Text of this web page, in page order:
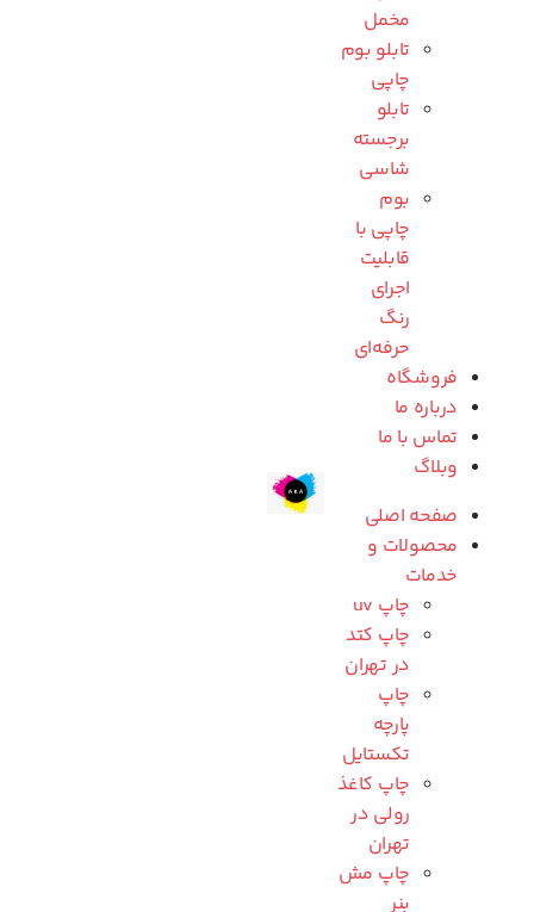
مخمل
تابلو بوم
چاپی
تابلو
برجسته
شاسی
بوم
چاپی با
قابلیت
اجرای
رنگ
حرفه‌ای
فروشگاه
درباره ما
تماس با ما
وبلاگ
صفحه اصلی
محصولات و
خدمات
چاپ uv
چاپ کتد
در تهران
چاپ
پارچه
تکستایل
چاپ کاغذ
رولی در
تهران
چاپ مش
بنر